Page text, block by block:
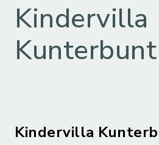
Kindervilla
Kunterbunt
Kindervilla